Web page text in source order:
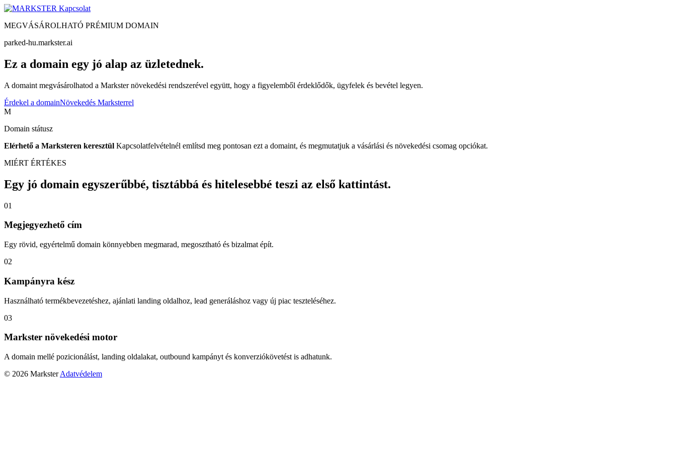
Kapcsolat
MEGVÁSÁROLHATÓ PRÉMIUM DOMAIN
parked-hu.markster.ai
Ez a domain egy jó alap az üzletednek.
A domaint megvásárolhatod a Markster növekedési rendszerével együtt, hogy a figyelemből érdeklődők, ügyfelek és bevétel legyen.
Érdekel a domainNövekedés Marksterrel
M
Domain státusz
Elérhető a Marksteren keresztül Kapcsolatfelvételnél említsd meg pontosan ezt a domaint, és megmutatjuk a vásárlási és növekedési csomag opciókat.
MIÉRT ÉRTÉKES
Egy jó domain egyszerűbbé, tisztábbá és hitelesebbé teszi az első kattintást.
01
Megjegyezhető cím
Egy rövid, egyértelmű domain könnyebben megmarad, megosztható és bizalmat épít.
02
Kampányra kész
Használható termékbevezetéshez, ajánlati landing oldalhoz, lead generáláshoz vagy új piac teszteléséhez.
03
Markster növekedési motor
A domain mellé pozicionálást, landing oldalakat, outbound kampányt és konverziókövetést is adhatunk.
© 2026 Markster Adatvédelem